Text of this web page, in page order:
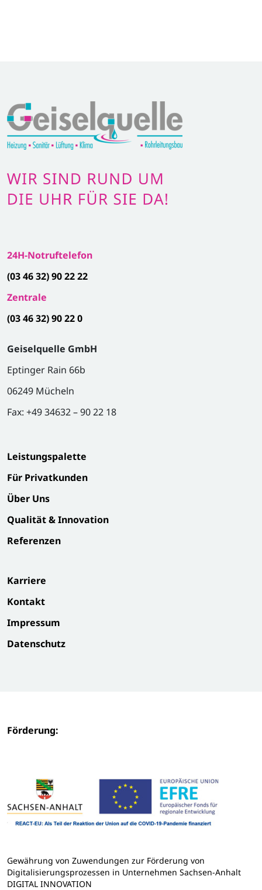
24H-Notruftelefon
(03 46 32) 90 22 22
Zentrale
(03 46 32) 90 22 0
Geiselquelle GmbH
Eptinger Rain 66b
06249 Mücheln
Fax: +49 34632 – 90 22 18
Leistungspalette
Für Privatkunden
Über Uns
Qualität & Innovation
Referenzen
Karriere
Kontakt
Impressum
Datenschutz
Förderung:
Gewährung von Zuwendungen zur Förderung von
Digitalisierungsprozessen in Unternehmen Sachsen-Anhalt
DIGITAL INNOVATION